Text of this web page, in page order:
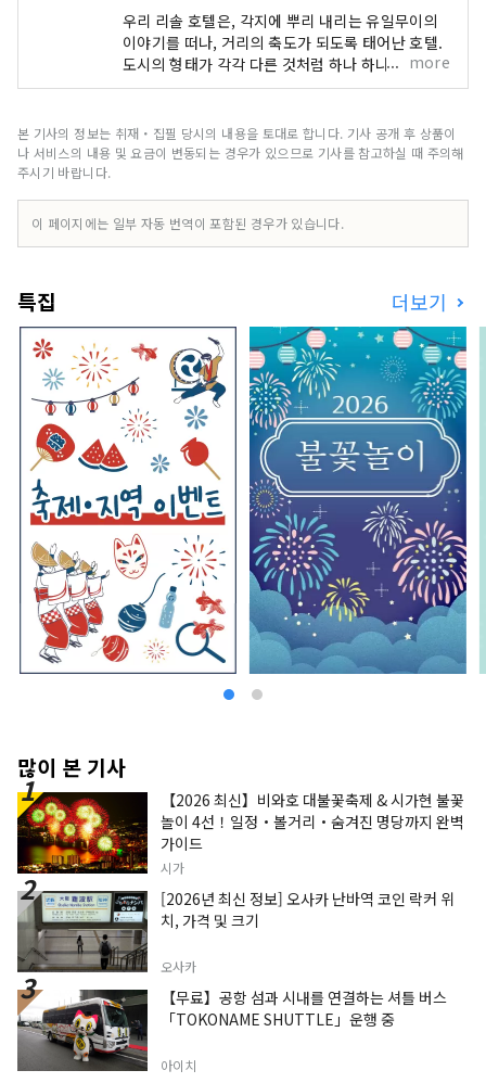
우리 리솔 호텔은, 각지에 뿌리 내리는 유일무이의
이야기를 떠나, 거리의 축도가 되도록 태어난 호텔.
도시의 형태가 각각 다른 것처럼 하나 하나 다른 얼
굴로 방문하는 사람들을 맞이합니다. "호텔 리솔 트
시간을～ 카가 백만석이라고도 불리는 호쿠리쿠 최
대의 도시 가나자와. 1546년, 일향종도에 의해 건립
등의 전통문화가 발전. 호텔 리솔 트리니티 가나자
와는, 이러한 가나자와만이 가지는 독자적인 매력을
는 것은 여기 밖에없는 전통과 문화에 "연결" 카가
백만석의 빛으로 가득한 농밀한 시간을 호텔 리솔트
리니티 가나자와에서 체험해 보세요. "호텔 리솔 나
고야" ～슈트에 운동화인 호텔～ "슈트에 스니커
즈"를 키워드로 한이 도시형 아메리칸 스타일의 호
텔은, 그의 나라 특유의 음악 문화인 JAZZ의 맛을
전관에 흩어져 긴장감과 릴렉스감의 절묘한 밸런스
를 연출. 소재를 비롯해, 가구나 오브제, 소품에 이
르기까지, 디테일 1개 1개까지 고집한 공간은 마치
'어른의 웅덩이장'처럼 진짜를 추구하는 여행자들을
깊은 곳으로 초대합니다. 호텔 리솔 나고야는 옛 문
화의 향기와 지성을 느끼는 세련된 공간에서 휴식을
취하는 성인을위한 호텔입니다. "호텔 리솔 기후"
～청류가 자란 문화와 역사를 오감으로 맛보는～ 아
름다운 녹색으로 넘치는 산들. 마음까지 씻는 것 같
은 청류. 山紫水明의 자연에 축복받아 물과 함께 사
는 거리로서 옛날부터 역사를 새겨 온 기후. 호텔에
서 20분이나 올라가면, 모모가가미네에서 발하는
계류를 모아 흐르는 시내 유일의 자연의 폭포가 선
서의 이야기를, 마음껏 즐겨주세요.
more
본 기사의 정보는 취재・집필 당시의 내용을 토대로 합니다. 기사 공개 후 상품이
나 서비스의 내용 및 요금이 변동되는 경우가 있으므로 기사를 참고하실 때 주의해
주시기 바랍니다.
이 페이지에는 일부 자동 번역이 포함된 경우가 있습니다.
특집 더보기
많이 본 기사
【2026 최신】비와호 대불꽃축제 & 시가현 불꽃
놀이 4선！일정・볼거리・숨겨진 명당까지 완벽
가이드
시가
[2026년 최신 정보] 오사카 난바역 코인 락커 위
치, 가격 및 크기
오사카
【무료】공항 섬과 시내를 연결하는 셔틀 버스
「TOKONAME SHUTTLE」운행 중
아이치